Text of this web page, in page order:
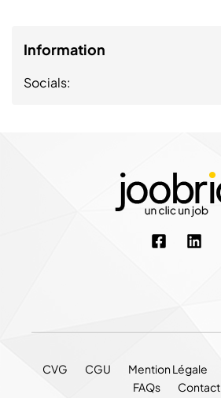
Information
Socials:
CVG CGU Mention Légale
FAQs
Contact